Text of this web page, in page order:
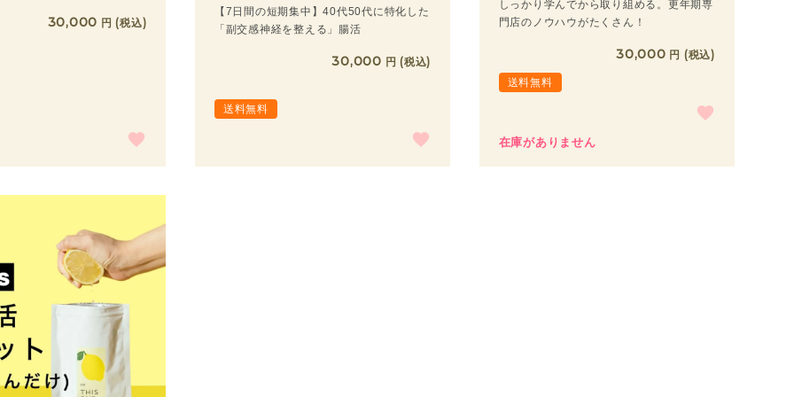
30,000 税込
【7日間の短期集中】40代50代に特化した
「副交感神経を整える」腸活
30,000 税込
送料無料
しっかり学んでから取り組める。更年期専
門店のノウハウがたくさん！
30,000 税込
送料無料
在庫がありません